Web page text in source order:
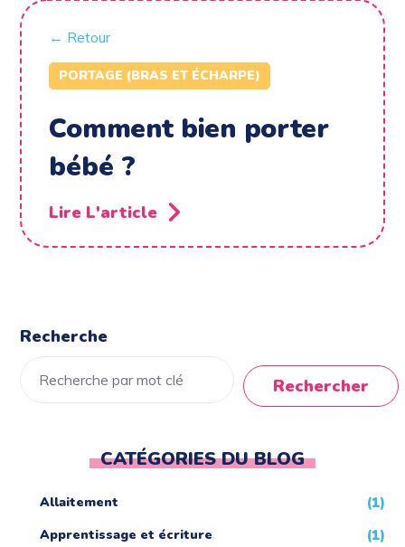
← Retour
PORTAGE (BRAS ET ÉCHARPE)
Comment bien porter
bébé ?
Lire L'article
Recherche
Rechercher
CATÉGORIES DU BLOG
Allaitement (1)
Apprentissage et écriture (1)